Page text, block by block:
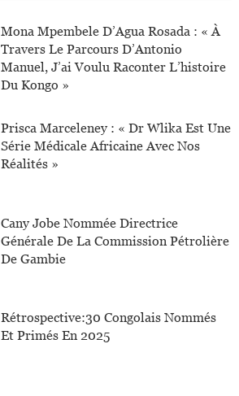
Mona Mpembele D’Agua Rosada : « À
Travers Le Parcours D’Antonio
Manuel, J’ai Voulu Raconter L’histoire
Du Kongo »
Prisca Marceleney : « Dr Wlika Est Une
Série Médicale Africaine Avec Nos
Réalités »
Cany Jobe Nommée Directrice
Générale De La Commission Pétrolière
De Gambie
Rétrospective:30 Congolais Nommés
Et Primés En 2025